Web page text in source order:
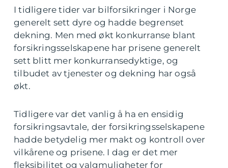
I tidligere tider var bilforsikringer i Norge
generelt sett dyre og hadde begrenset
dekning. Men med økt konkurranse blant
forsikringsselskapene har prisene generelt
sett blitt mer konkurransedyktige, og
tilbudet av tjenester og dekning har også
økt.
Tidligere var det vanlig å ha en ensidig
forsikringsavtale, der forsikringsselskapene
hadde betydelig mer makt og kontroll over
vilkårene og prisene. I dag er det mer
fleksibilitet og valgmuligheter for